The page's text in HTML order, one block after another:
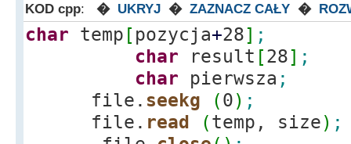
KOD cpp: � UKRYJ � ZAZNACZ CAŁY �
char temp [ pozycja+28] ;
char result [28] ;
char pierwsza ;
file. seekg (0) ;
file. read (temp, size) ;